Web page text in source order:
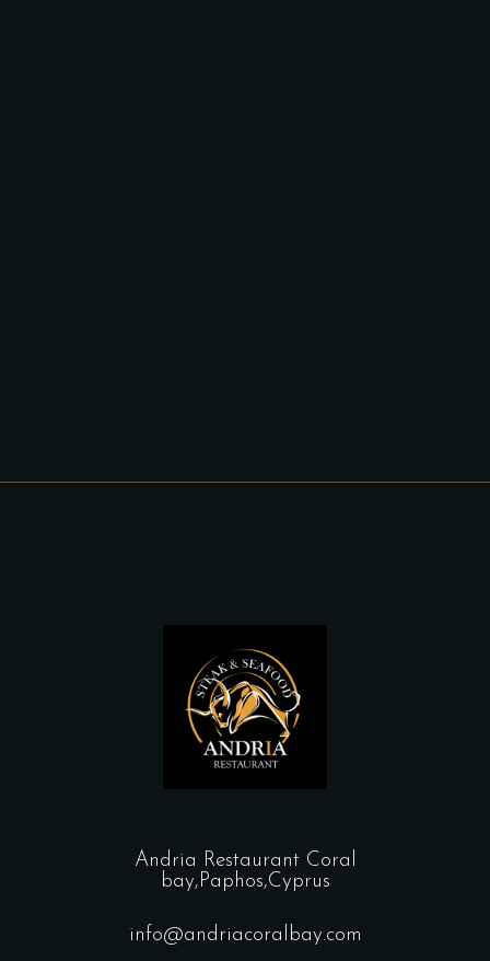
Andria Restaurant Coral
bay,Paphos,Cyprus
info@andriacoralbay.com